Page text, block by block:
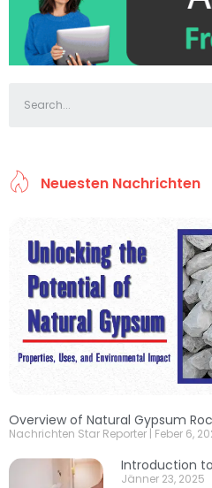
Neuesten Nachrichten
Overview of Natural Gypsum
Nachrichten Star Reporter Feber 6,
Introduction
Jänner 23, 2025